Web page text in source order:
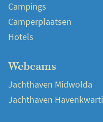
Campings
Camperplaatsen
Hotels
Webcams
Jachthaven Midwolda
Jachthaven